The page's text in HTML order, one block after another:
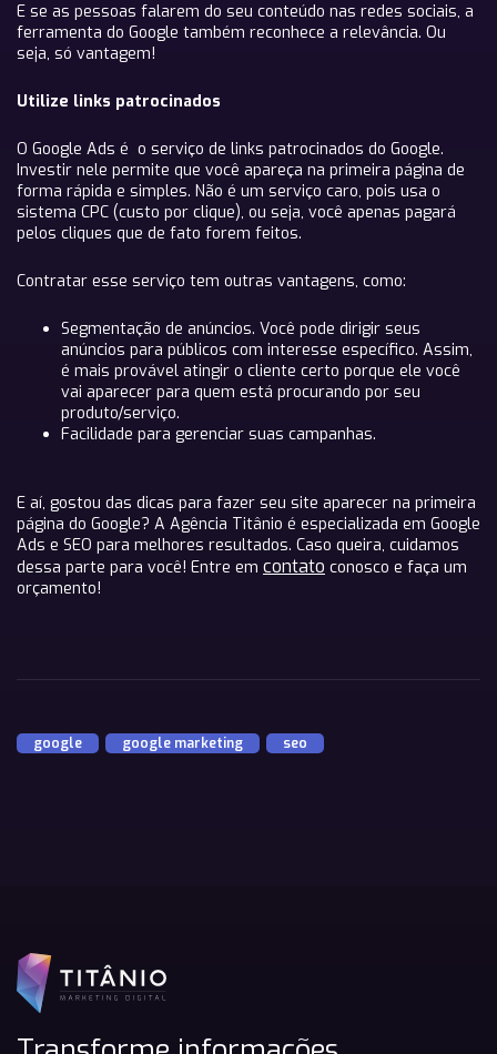
E se as pessoas falarem do seu conteúdo nas redes sociais, a
ferramenta do Google também reconhece a relevância. Ou
seja, só vantagem!
Utilize links patrocinados
O Google Ads é o serviço de links patrocinados do Google.
Investir nele permite que você apareça na primeira página de
forma rápida e simples. Não é um serviço caro, pois usa o
sistema CPC (custo por clique), ou seja, você apenas pagará
pelos cliques que de fato forem feitos.
Contratar esse serviço tem outras vantagens, como:
Segmentação de anúncios. Você pode dirigir seus
anúncios para públicos com interesse específico. Assim,
é mais provável atingir o cliente certo porque ele você
vai aparecer para quem está procurando por seu
produto/serviço.
Facilidade para gerenciar suas campanhas.
E aí, gostou das dicas para fazer seu site aparecer na primeira
página do Google? A Agência Titânio é especializada em Google
Ads e SEO para melhores resultados. Caso queira, cuidamos
dessa parte para você! Entre em contato conosco e faça um
orçamento!
google google marketing seo